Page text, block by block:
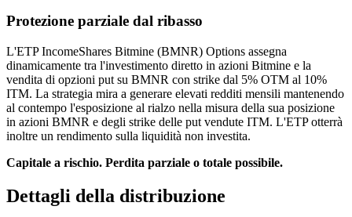
Protezione parziale dal ribasso
L'ETP IncomeShares Bitmine (BMNR) Options assegna
dinamicamente tra l'investimento diretto in azioni Bitmine e la
vendita di opzioni put su BMNR con strike dal 5% OTM al 10%
ITM. La strategia mira a generare elevati redditi mensili mantenendo
al contempo l'esposizione al rialzo nella misura della sua posizione
in azioni BMNR e degli strike delle put vendute ITM. L'ETP otterrà
inoltre un rendimento sulla liquidità non investita.
Capitale a rischio. Perdita parziale o totale possibile.
Dettagli della distribuzione